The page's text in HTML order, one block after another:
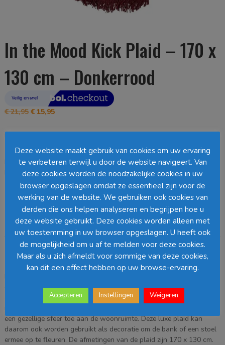
In the Mood Kick Plaid – 170 x
130 cm – Donkerrood
€21,95 Oorspronkelijke
was:
€15,95Huidige
is:
EAN:8720362321019 SKU:1132672 Categorie: Kick
Loading...
Barcode:
Beschrijving
Beschrijving
donkerrode plaid van In the Mood. De plaid is gemaakt van
gerecyled katoen en voelt daardoor heerlijk zacht en glad aan. Het
een gezellige sfeer toe aan de woonruimte. Deze luxe plaid kan
daarom ook worden gebruikt als decoratie om de bank of een stoel
ermee op te fleuren. De afmetingen van de plaid zijn 170 x 130 cm.
Deze website maakt gebruik van cookies om uw ervaring
te verbeteren terwijl u door de website navigeert. Van
deze cookies worden de noodzakelijke cookies in uw
browser opgeslagen omdat ze essentieel zijn voor de
werking van de website. We gebruiken ook cookies van
derden die ons helpen analyseren en begrijpen hoe u
deze website gebruikt. Deze cookies worden alleen met
uw toestemming in uw browser opgeslagen. U heeft ook
de mogelijkheid om u af te melden voor deze cookies.
Maar als u zich afmeldt voor sommige van deze cookies,
kan dit een effect hebben op uw browse-ervaring.
Accepteren Instellingen Weigeren